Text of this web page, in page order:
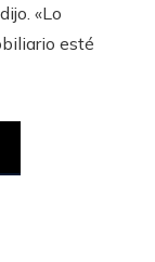
«Lo
esté